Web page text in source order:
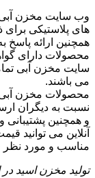
وب سایت مخزن آبی
های پلاستیکی برای
همچنین ارائه پاسخ
محصولات دارای
سایت مخزن آبی
می باشند.
نسبت به دیگران
و همچنین
آنلاین می توانید
مناسب و مورد نظر
تولید مخزن اسید در